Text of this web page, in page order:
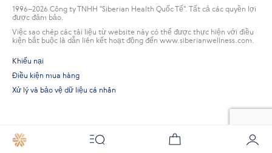
1996–2026 Công ty TNHH "Siberian Health Quốc Tế". Tất cả các quyền lợi
được đảm bảo.
Việc sao chép các tài liệu từ website này có thể được thực hiện với điều
kiện bắt buộc là dẫn liên kết hoạt động đến www.siberianwellness.com.
Khiếu nại
Điều kiện mua hàng
Xử lý và bảo vệ dữ liệu cá nhân